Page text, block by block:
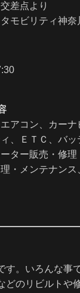
差点より
モビリティ神
アコン、カーナ
、ＥＴＣ、バッ
ター販売・修
・メンテナン
す。いろんな事
どのリビルトや